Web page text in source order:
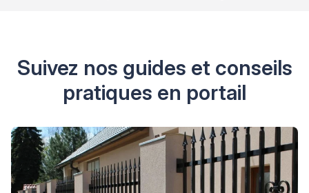
Suivez nos guides et conseils
pratiques en portail